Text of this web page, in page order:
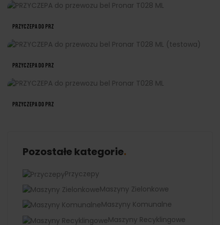
PRZYCZEPA Do Prz
PRZYCZEPA Do Prz
PRZYCZEPA Do Prz
Pozostałe kategorie
Przyczepy
Maszyny Zielonkowe
Maszyny Komunalne
Maszyny Recyklingowe